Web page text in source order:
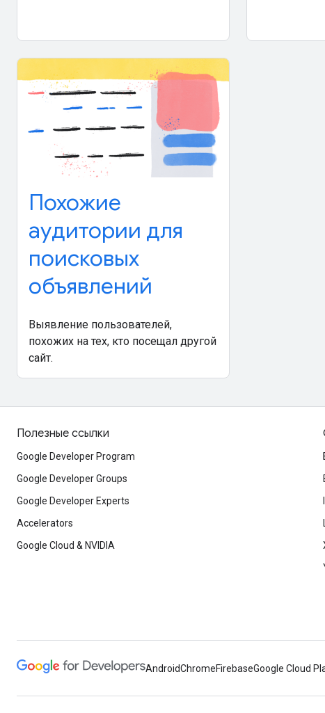
Похожие
аудитории для
поисковых
объявлений
Выявление пользователей,
похожих на тех, кто посещал другой
сайт.
Полезные ссылки
Google Developer Program
Google Developer Groups
Google Developer Experts
Accelerators
Google Cloud & NVIDIA
AndroidChromeFirebaseGoogle Cloud